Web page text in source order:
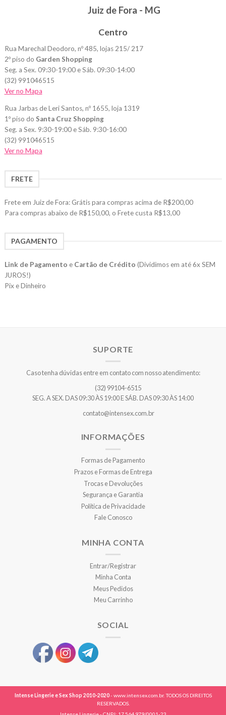
Juiz de Fora - MG
Centro
Rua Marechal Deodoro, nº 485, lojas 215/ 217
2º piso do Garden Shopping
Seg. a Sex. 09:30-19:00 e Sáb. 09:30-14:00
(32) 991046515
Ver no Mapa
Rua Jarbas de Leri Santos, nº 1655, loja 1319
1º piso do Santa Cruz Shopping
Seg. a Sex. 9:30-19:00 e Sáb. 9:30-16:00
(32) 991046515
Ver no Mapa
FRETE
Frete em Juiz de Fora: Grátis para compras acima de R$200,00
Para compras abaixo de R$150,00, o Frete custa R$13,00
PAGAMENTO
Link de Pagamento e Cartão de Crédito (Dividimos em até 6x SEM
JUROS!)
Pix e Dinheiro
SUPORTE
Caso tenha dúvidas entre em contato com nosso atendimento:
(32) 99104-6515
SEG. A SEX. DAS 09:30 ÀS 19:00 E SÁB. DAS 09:30 ÀS 14:00
contato@intensex.com.br
INFORMAÇÕES
Formas de Pagamento
Prazos e Formas de Entrega
Trocas e Devoluções
Segurança e Garantia
Política de Privacidade
Fale Conosco
MINHA CONTA
Entrar/Registrar
Minha Conta
Meus Pedidos
Meu Carrinho
SOCIAL
Intense Lingerie e Sex Shop 2010-2020- www.intensex.com.br. TODOS OS DIREITOS
RESERVADOS.